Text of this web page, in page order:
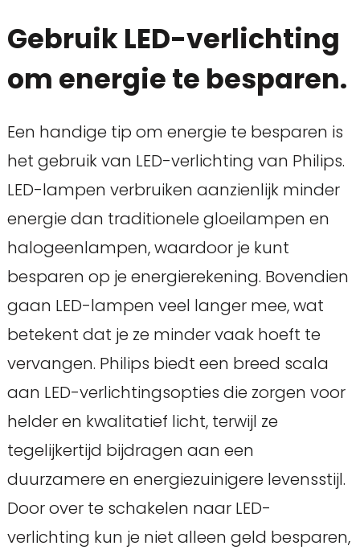
Gebruik LED-verlichting
om energie te besparen.
Een handige tip om energie te besparen is
het gebruik van LED-verlichting van Philips.
LED-lampen verbruiken aanzienlijk minder
energie dan traditionele gloeilampen en
halogeenlampen, waardoor je kunt
besparen op je energierekening. Bovendien
gaan LED-lampen veel langer mee, wat
betekent dat je ze minder vaak hoeft te
vervangen. Philips biedt een breed scala
aan LED-verlichtingsopties die zorgen voor
helder en kwalitatief licht, terwijl ze
tegelijkertijd bijdragen aan een
duurzamere en energiezuinigere levensstijl.
Door over te schakelen naar LED-
verlichting kun je niet alleen geld besparen,